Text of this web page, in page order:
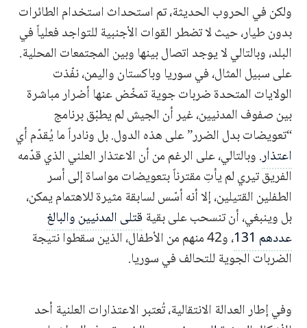
ولكن في الحروب الحديثة، تم استحداث استخدام الطائرات
بدون طيار، حيث لا تضطر القوات الأجنبية للتواجد فعلياً في
البلد، وبالتالي لا يوجد اتصال بينها وبين المجتمعات المحلية.
على سبيل المثال، في سوريا وباكستان واليمن، نفّذت
الولايات المتحدة ضربات جوية تمخّض عنها أضرار مباشرة
بين صفوف المدنيين، غير أن الجيش لم يطبّق برنامج
“تعويضات بدل الضرر” على هذه الدول. بل ونادراً ما يُقدّم أي
اعتذار. وبالتالي، على الرغم من أن الاعتذار العلني الذي قدّمه
الفريق تيري لم يأتِ مقترناً بتعويضات مواساة إلى أسر
الطفلين القتيلين، إلا أنه أسّس لسابقة مثيرة للاهتمام يمكن،
بل وينبغي، أن تنسحب على بقية قتلى المدنيين والبالغ
عددهم 131
، و42 منهم من الأطفال، الذين سقطوا نتيجة
الضربات الجوية للتحالف في سوريا.
وفي إطار العدالة الانتقالية، تُعتبر الاعتذارات العلنية أحد